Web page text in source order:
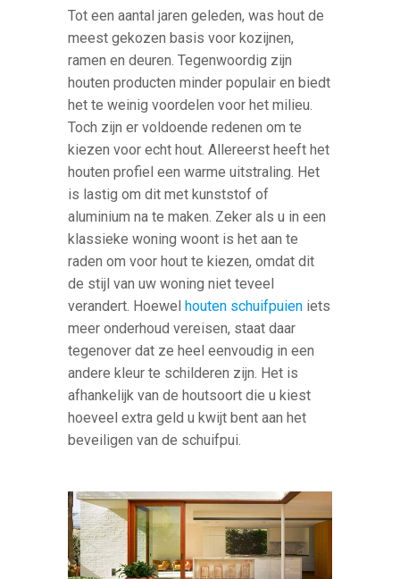
Tot een aantal jaren geleden, was hout de
meest gekozen basis voor kozijnen,
ramen en deuren. Tegenwoordig zijn
houten producten minder populair en biedt
het te weinig voordelen voor het milieu.
Toch zijn er voldoende redenen om te
kiezen voor echt hout. Allereerst heeft het
houten profiel een warme uitstraling. Het
is lastig om dit met kunststof of
aluminium na te maken. Zeker als u in een
klassieke woning woont is het aan te
raden om voor hout te kiezen, omdat dit
de stijl van uw woning niet teveel
verandert. Hoewel houten schuifpuien iets
meer onderhoud vereisen, staat daar
tegenover dat ze heel eenvoudig in een
andere kleur te schilderen zijn. Het is
afhankelijk van de houtsoort die u kiest
hoeveel extra geld u kwijt bent aan het
beveiligen van de schuifpui.